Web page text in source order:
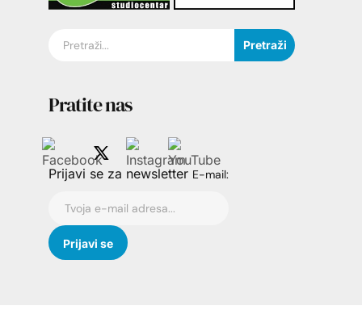
Pretraži
Pratite nas
Prijavi se za newsletter E-mail: